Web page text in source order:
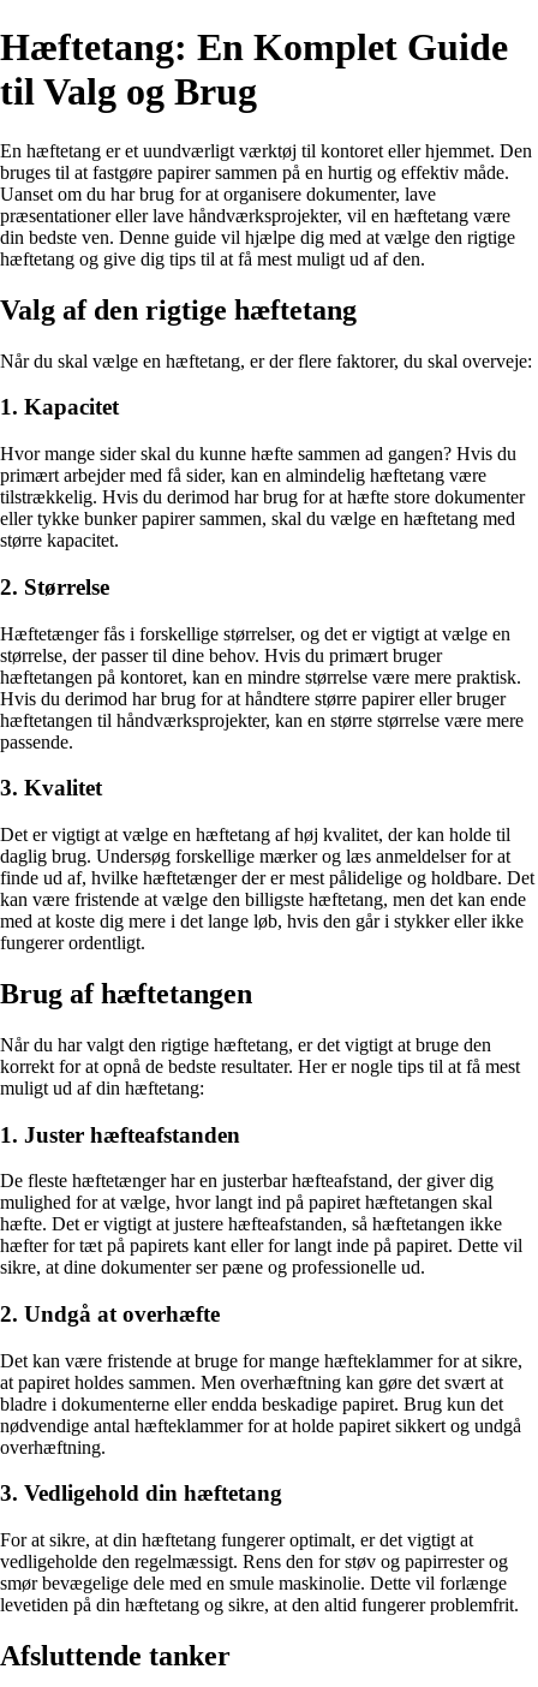
Hæftetang: En Komplet Guide
til Valg og Brug
En hæftetang er et uundværligt værktøj til kontoret eller hjemmet. Den
bruges til at fastgøre papirer sammen på en hurtig og effektiv måde.
Uanset om du har brug for at organisere dokumenter, lave
præsentationer eller lave håndværksprojekter, vil en hæftetang være
din bedste ven. Denne guide vil hjælpe dig med at vælge den rigtige
hæftetang og give dig tips til at få mest muligt ud af den.
Valg af den rigtige hæftetang
Når du skal vælge en hæftetang, er der flere faktorer, du skal overveje:
1. Kapacitet
Hvor mange sider skal du kunne hæfte sammen ad gangen? Hvis du
primært arbejder med få sider, kan en almindelig hæftetang være
tilstrækkelig. Hvis du derimod har brug for at hæfte store dokumenter
eller tykke bunker papirer sammen, skal du vælge en hæftetang med
større kapacitet.
2. Størrelse
Hæftetænger fås i forskellige størrelser, og det er vigtigt at vælge en
størrelse, der passer til dine behov. Hvis du primært bruger
hæftetangen på kontoret, kan en mindre størrelse være mere praktisk.
Hvis du derimod har brug for at håndtere større papirer eller bruger
hæftetangen til håndværksprojekter, kan en større størrelse være mere
passende.
3. Kvalitet
Det er vigtigt at vælge en hæftetang af høj kvalitet, der kan holde til
daglig brug. Undersøg forskellige mærker og læs anmeldelser for at
finde ud af, hvilke hæftetænger der er mest pålidelige og holdbare. Det
kan være fristende at vælge den billigste hæftetang, men det kan ende
med at koste dig mere i det lange løb, hvis den går i stykker eller ikke
fungerer ordentligt.
Brug af hæftetangen
Når du har valgt den rigtige hæftetang, er det vigtigt at bruge den
korrekt for at opnå de bedste resultater. Her er nogle tips til at få mest
muligt ud af din hæftetang:
1. Juster hæfteafstanden
De fleste hæftetænger har en justerbar hæfteafstand, der giver dig
mulighed for at vælge, hvor langt ind på papiret hæftetangen skal
hæfte. Det er vigtigt at justere hæfteafstanden, så hæftetangen ikke
hæfter for tæt på papirets kant eller for langt inde på papiret. Dette vil
sikre, at dine dokumenter ser pæne og professionelle ud.
2. Undgå at overhæfte
Det kan være fristende at bruge for mange hæfteklammer for at sikre,
at papiret holdes sammen. Men overhæftning kan gøre det svært at
bladre i dokumenterne eller endda beskadige papiret. Brug kun det
nødvendige antal hæfteklammer for at holde papiret sikkert og undgå
overhæftning.
3. Vedligehold din hæftetang
For at sikre, at din hæftetang fungerer optimalt, er det vigtigt at
vedligeholde den regelmæssigt. Rens den for støv og papirrester og
smør bevægelige dele med en smule maskinolie. Dette vil forlænge
levetiden på din hæftetang og sikre, at den altid fungerer problemfrit.
Afsluttende tanker